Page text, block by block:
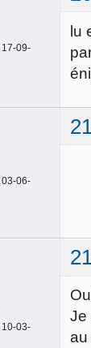
17-09-
lu
03-06-
10-03-
Je
au